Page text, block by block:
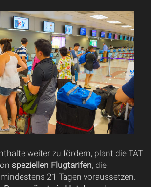
weiter zu fördern, plant die TAT
speziellen Flugtarifen, die
21 Tagen voraussetzen.